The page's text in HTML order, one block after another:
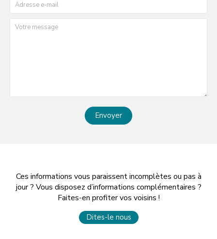
Envoyer
Ces informations vous paraissent incomplètes ou pas à
jour ? Vous disposez d’informations complémentaires ?
Faites-en profiter vos voisins !
Dites-le nous